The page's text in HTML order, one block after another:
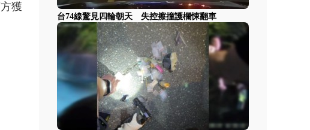
獲
台74線驚見四輪朝天 失控擦撞護欄悚翻車